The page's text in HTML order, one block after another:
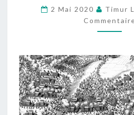
(6
MARS
2 Mai 2020 Timur